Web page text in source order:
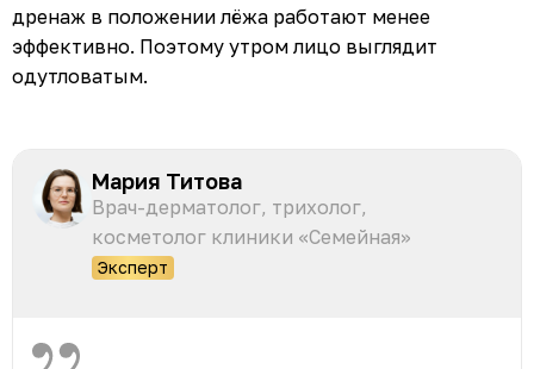
дренаж в положении лёжа работают менее
эффективно. Поэтому утром лицо выглядит
одутловатым.
Мария Титова
Врач-дерматолог, трихолог,
косметолог клиники «Семейная»
Эксперт